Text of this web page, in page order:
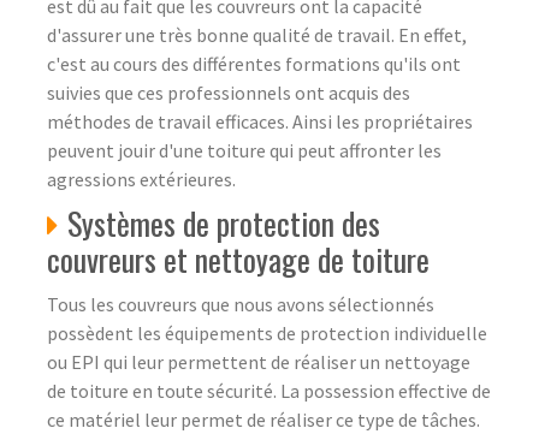
est dû au fait que les couvreurs ont la capacité
d'assurer une très bonne qualité de travail. En effet,
c'est au cours des différentes formations qu'ils ont
suivies que ces professionnels ont acquis des
méthodes de travail efficaces. Ainsi les propriétaires
peuvent jouir d'une toiture qui peut affronter les
agressions extérieures.
Systèmes de protection des
couvreurs et nettoyage de toiture
Tous les couvreurs que nous avons sélectionnés
possèdent les équipements de protection individuelle
ou EPI qui leur permettent de réaliser un nettoyage
de toiture en toute sécurité. La possession effective de
ce matériel leur permet de réaliser ce type de tâches.